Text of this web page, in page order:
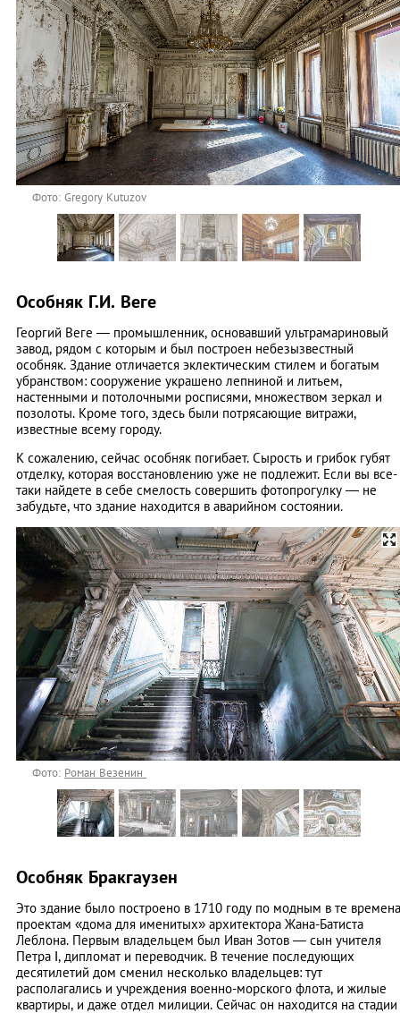
Фото: Gregory Kutuzov
Особняк Г.И. Веге
Георгий Веге — промышленник, основавший ультрамариновый
завод, рядом с которым и был построен небезызвестный
особняк. Здание отличается эклектическим стилем и богатым
убранством: сооружение украшено лепниной и литьем,
настенными и потолочными росписями, множеством зеркал и
позолоты. Кроме того, здесь были потрясающие витражи,
известные всему городу.
К сожалению, сейчас особняк погибает. Сырость и грибок губят
отделку, которая восстановлению уже не подлежит. Если вы все-
таки найдете в себе смелость совершить фотопрогулку — не
забудьте, что здание находится в аварийном состоянии.
Фото: Роман Везенин
Особняк Бракгаузен
Это здание было построено в 1710 году по модным в те времена
проектам «дома для именитых» архитектора Жана-Батиста
Леблона. Первым владельцем был Иван Зотов — сын учителя
Петра І, дипломат и переводчик. В течение последующих
десятилетий дом сменил несколько владельцев: тут
располагались и учреждения военно-морского флота, и жилые
квартиры, и даже отдел милиции. Сейчас он находится на стадии